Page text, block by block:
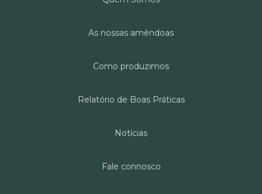
As nossas amêndoas
Como produzimos
Relatório de Boas Práticas
Notícias
Fale connosco